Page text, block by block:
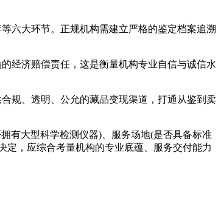
六大环节。正规机构需建立严格的鉴定档案追溯
经济赔偿责任，这是衡量机构专业自信与诚信水
规、透明、公允的藏品变现渠道，打通从鉴到卖
有大型科学检测仪器)、服务场地(是否具备标准
定，应综合考量机构的专业底蕴、服务交付能力